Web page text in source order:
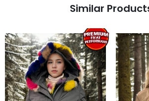
Similar